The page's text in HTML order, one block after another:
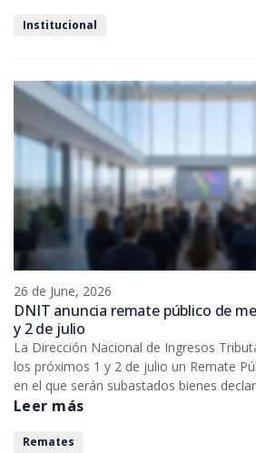
Institucional
26 de June, 2026
DNIT anuncia remate público de
y 2 de julio
La Dirección Nacional de Ingresos
los próximos 1 y 2 de julio un Remate
en el que serán subastados bienes
caídos en comiso o no adjudicados en
General de Aduanas N.° 511.
Leer más
Remates